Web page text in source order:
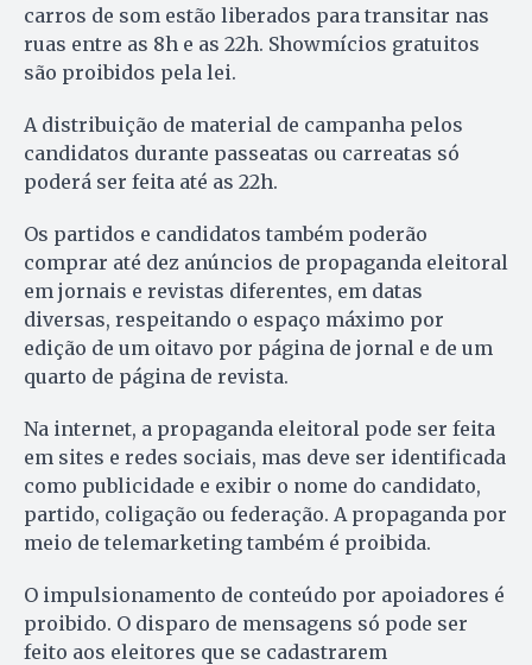
carros de som estão liberados para transitar nas
ruas entre as 8h e as 22h. Showmícios gratuitos
são proibidos pela lei.
A distribuição de material de campanha pelos
candidatos durante passeatas ou carreatas só
poderá ser feita até as 22h.
Os partidos e candidatos também poderão
comprar até dez anúncios de propaganda eleitoral
em jornais e revistas diferentes, em datas
diversas, respeitando o espaço máximo por
edição de um oitavo por página de jornal e de um
quarto de página de revista.
Na internet, a propaganda eleitoral pode ser feita
em sites e redes sociais, mas deve ser identificada
como publicidade e exibir o nome do candidato,
partido, coligação ou federação. A propaganda por
meio de telemarketing também é proibida.
O impulsionamento de conteúdo por apoiadores é
proibido. O disparo de mensagens só pode ser
feito aos eleitores que se cadastrarem